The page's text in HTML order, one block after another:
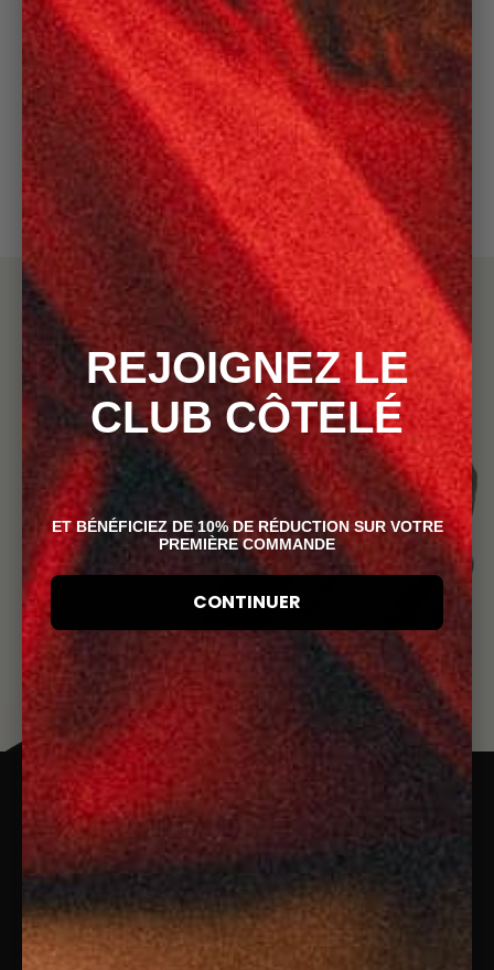
PANTALON PINCE
FEMME SAUGE
70,00 € 140,00 €
FILTRES
JOIN THE
#COTELECLUB
ENVOYER
REJOIGNEZ LE
CLUB CÔTELÉ
ET BÉNÉFICIEZ DE 10% DE RÉDUCTION SUR VOTRE
PREMIÈRE COMMANDE
CONTINUER